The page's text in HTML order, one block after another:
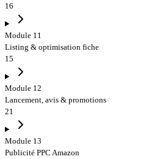
16
Module 11
Listing & optimisation fiche
15
Module 12
Lancement, avis & promotions
21
Module 13
Publicité PPC Amazon